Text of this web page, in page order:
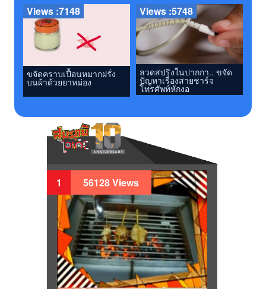
Views :7148
ขจัดคราบเปื้อนหมากฝรั่ง
บนผ้าด้วยยาหม่อง
Views :5748
ลวดสปริงในปากกา.. ขจัด
ปัญหาเรื่องสายชาร์จ
โทรศัพท์หักงอ
1 56128 Views